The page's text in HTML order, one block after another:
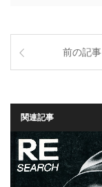
前の記事
関連記事